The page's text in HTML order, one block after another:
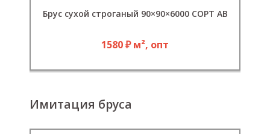
Брус сухой строганый 90×90×6000 СОРТ АВ
1580 ₽ м², опт
Имитация бруса